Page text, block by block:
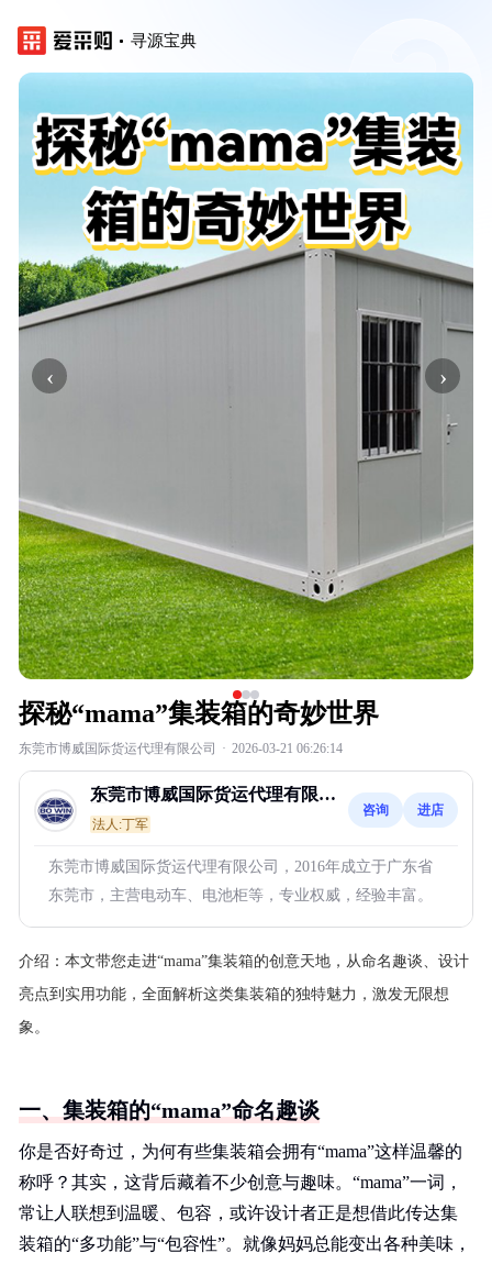
寻源宝典
‹ ›
探秘“mama”集装箱的奇妙世界
东莞市博威国际货运代理有限公司 · 2026-03-21 06:26:14
东莞市博威国际货运代理有限公
司
法人:丁军
咨询 进店
东莞市博威国际货运代理有限公司，2016年成立于广东省
东莞市，主营电动车、电池柜等，专业权威，经验丰富。
介绍： 本文带您走进“mama”集装箱的创意天地，从命名趣谈、设计
亮点到实用功能，全面解析这类集装箱的独特魅力，激发无限想
象。
一、集装箱的“mama”命名趣谈
你是否好奇过，为何有些集装箱会拥有“mama”这样温馨的
称呼？其实，这背后藏着不少创意与趣味。“mama”一词，
常让人联想到温暖、包容，或许设计者正是想借此传达集
装箱的“多功能”与“包容性”。就像妈妈总能变出各种美味，